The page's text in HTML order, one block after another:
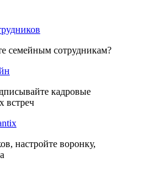
семейным сотрудникам?
кадровые
встреч
настройте воронку,